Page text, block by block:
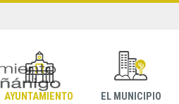
AYUNTAMIENTO EL MUNICIPIO